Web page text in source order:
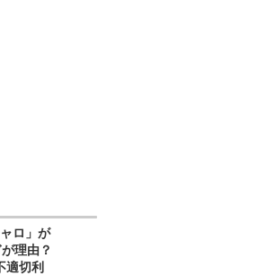
ロ」が
が理由？
適切利